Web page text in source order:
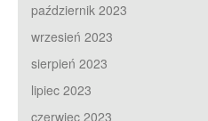
październik 2023
wrzesień 2023
sierpień 2023
lipiec 2023
czerwiec 2023